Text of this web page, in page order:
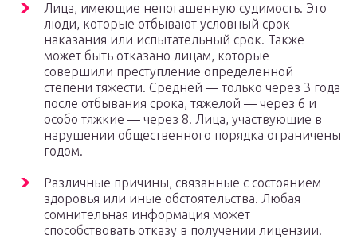
Лица, имеющие непогашенную судимость. Это
люди, которые отбывают условный срок
наказания или испытательный срок. Также
может быть отказано лицам, которые
совершили преступление определенной
степени тяжести. Средней — только через 3 года
после отбывания срока, тяжелой — через 6 и
особо тяжкие — через 8. Лица, участвующие в
нарушении общественного порядка ограничены
годом.
Различные причины, связанные с состоянием
здоровья или иные обстоятельства. Любая
сомнительная информация может
способствовать отказу в получении лицензии.